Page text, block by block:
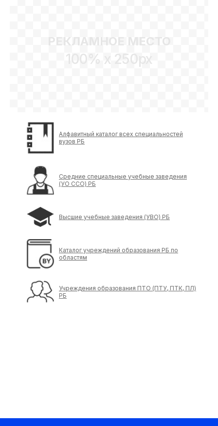
РЕКЛАМНОЕ МЕСТО
100% x 250px
Алфавитный каталог всех специальностей
вузов РБ
Средние специальные учебные заведения
(УО ССО) РБ
Высшие учебные заведения (УВО) РБ
Каталог учреждений образования РБ по
областям
Учреждения образования ПТО (ПТУ, ПТК, ПЛ)
РБ